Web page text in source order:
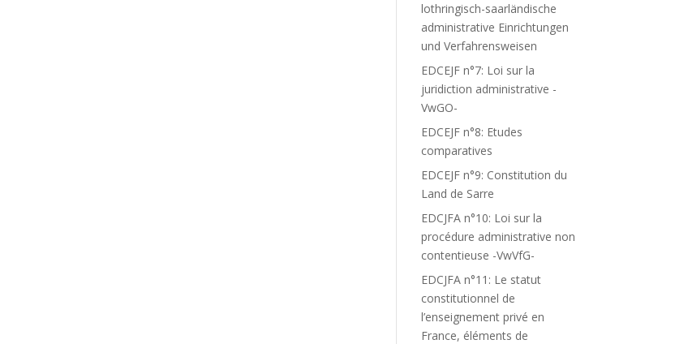
lothringisch-saarländische
administrative Einrichtungen
und Verfahrensweisen
EDCEJF n°7: Loi sur la
juridiction administrative -
VwGO-
EDCEJF n°8: Etudes
comparatives
EDCEJF n°9: Constitution du
Land de Sarre
EDCJFA n°10: Loi sur la
procédure administrative non
contentieuse -VwVfG-
EDCJFA n°11: Le statut
constitutionnel de
l’enseignement privé en
France, éléments de